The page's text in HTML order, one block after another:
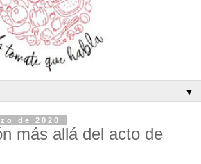
▼
de 2020
más allá del acto de